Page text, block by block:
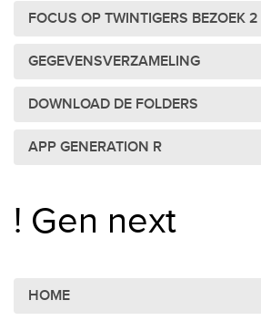
FOCUS OP TWINTIGERS BEZOEK 2
GEGEVENSVERZAMELING
DOWNLOAD DE FOLDERS
APP GENERATION R
! Gen next
HOME